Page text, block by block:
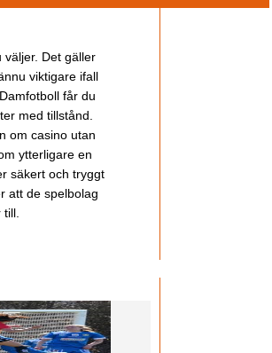
väljer. Det gäller
viktigare ifall
får du
med tillstånd.
om casino utan
ytterligare en
säkert och tryggt
att de spelbolag